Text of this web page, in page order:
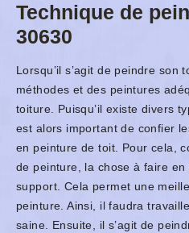
Technique de
30630
Lorsqu’il s’agit de peindre son
méthodes et des peintures
toiture. Puisqu’il existe divers
est alors important de confier
en peinture de toit. Pour cela,
de peinture, la chose à faire
support. Cela permet une
peinture. Ainsi, il faudra
saine. Ensuite, il s’agit de